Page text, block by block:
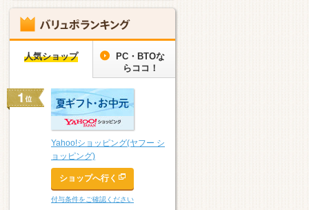
人気ショップ
PC・BTOな
らココ！
Yahoo!ショッピング(ヤフー シ
ョッピング)
ショップへ行く
付与条件をご確認ください